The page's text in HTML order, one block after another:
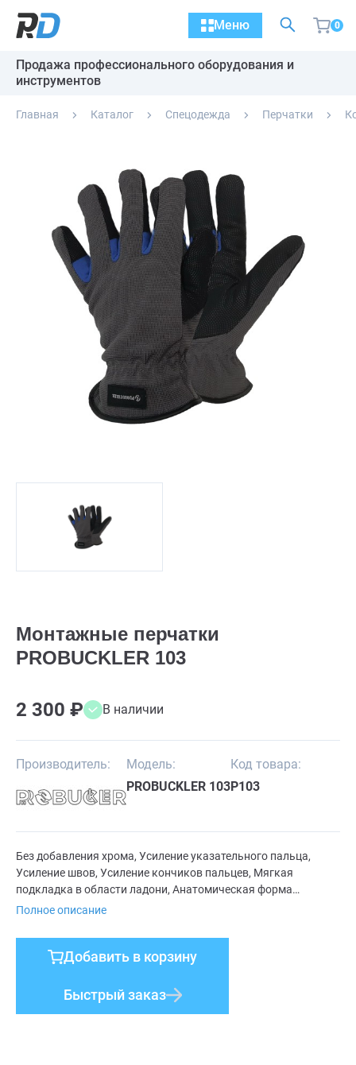
Меню 0
Продажа профессионального оборудования и
инструментов
Главная Каталог Спецодежда Перчатки
Монтажные перчатки
PROBUCKLER 103
2 300 ₽ В наличии
Производитель:
Модель:
PROBUCKLER 103
Код товара:
P103
Без добавления хрома, Усиление указательного пальца,
Усиление швов, Усиление кончиков пальцев, Мягкая
подкладка в области ладони, Анатомическая форма
пальцев, Особый крой большого пальца, Эргономическая
Полное описание
Добавить в корзину
Быстрый заказ